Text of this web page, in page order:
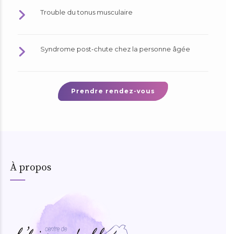
Trouble du tonus musculaire
Syndrome post-chute chez la personne âgée
Prendre rendez-vous
À propos